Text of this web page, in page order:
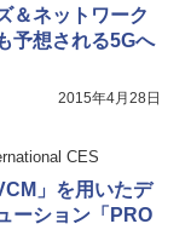
＆ネットワーク
予想される5Gへ
2015年4月28日
CES
」を用いたデ
ーション「PRO